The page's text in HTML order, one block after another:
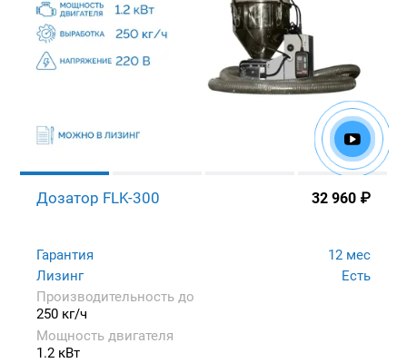
Дозатор FLK-300 32 960 ₽
Гарантия
12 мес
Лизинг
Есть
Производительность до
250 кг/ч
Мощность двигателя
1.2 кВт